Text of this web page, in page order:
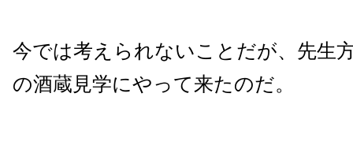
今では考えられないことだが、先生
の酒蔵見学にやって来たのだ。